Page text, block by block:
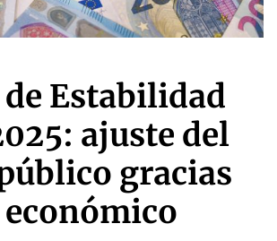
Estabilidad
ajuste del
gracias